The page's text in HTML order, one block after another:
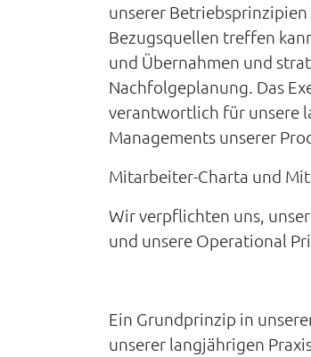
unserer
Bezugsquellen treffen
und Übernahmen und
Nachfolgeplanung. Das
verantwortlich für unsere
Managements unserer
Mitarbeiter-Charta und
Wir verpflichten uns,
und unsere Operational
Ein Grundprinzip in
unserer langjährigen